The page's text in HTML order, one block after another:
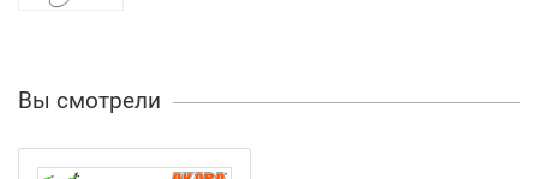
Вы смотрели